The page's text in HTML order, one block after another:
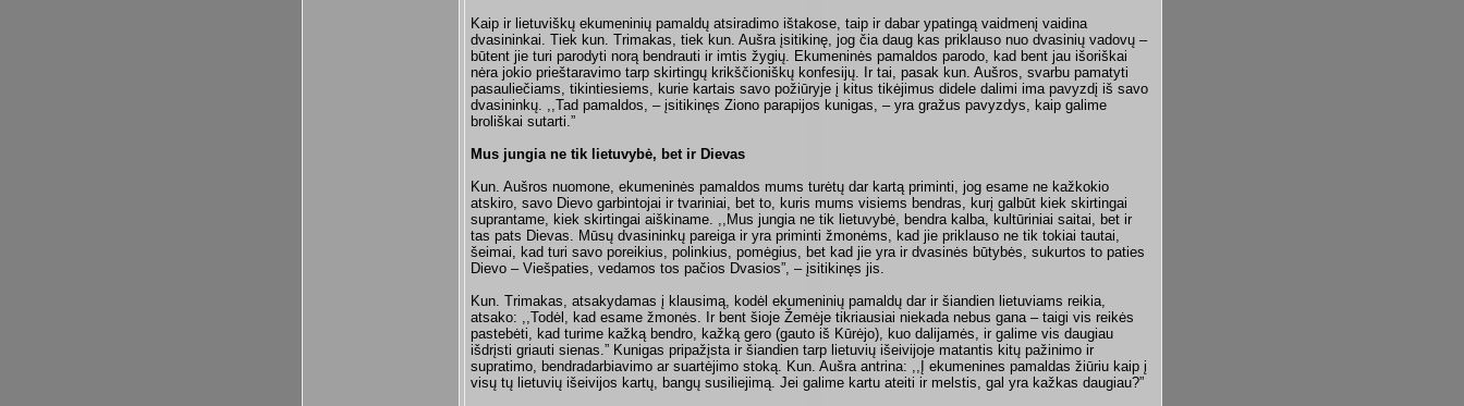
Kaip ir lietuviškų ekumeninių pamaldų atsiradimo ištakose, taip ir dabar ypatingą vaidmenį vaidina
dvasininkai. Tiek kun. Trimakas, tiek kun. Aušra įsitikinę, jog čia daug kas priklauso nuo dvasinių vadovų –
būtent jie turi parodyti norą bendrauti ir imtis žygių. Ekumeninės pamaldos parodo, kad bent jau išoriškai
nėra jokio prieštaravimo tarp skirtingų krikščioniškų konfesijų. Ir tai, pasak kun. Aušros, svarbu pamatyti
pasauliečiams, tikintiesiems, kurie kartais savo požiūryje į kitus tikėjimus didele dalimi ima pavyzdį iš savo
dvasininkų. ,,Tad pamaldos, – įsitikinęs Ziono parapijos kunigas, – yra gražus pavyzdys, kaip galime
broliškai sutarti.”
Mus jungia ne tik lietuvybė, bet ir Dievas
Kun. Aušros nuomone, ekumeninės pamaldos mums turėtų dar kartą priminti, jog esame ne kažkokio
atskiro, savo Dievo garbintojai ir tvariniai, bet to, kuris mums visiems bendras, kurį galbūt kiek skirtingai
suprantame, kiek skirtingai aiškiname. ,,Mus jungia ne tik lietuvybė, bendra kalba, kultūriniai saitai, bet ir
tas pats Dievas. Mūsų dvasininkų pareiga ir yra priminti žmonėms, kad jie priklauso ne tik tokiai tautai,
šeimai, kad turi savo poreikius, polinkius, pomėgius, bet kad jie yra ir dvasinės būtybės, sukurtos to paties
Dievo – Viešpaties, vedamos tos pačios Dvasios”, – įsitikinęs jis.
Kun. Trimakas, atsakydamas į klausimą, kodėl ekumeninių pamaldų dar ir šiandien lietuviams reikia,
atsako: ,,Todėl, kad esame žmonės. Ir bent šioje Žemėje tikriausiai niekada nebus gana – taigi vis reikės
pastebėti, kad turime kažką bendro, kažką gero (gauto iš Kūrėjo), kuo dalijamės, ir galime vis daugiau
išdrįsti griauti sienas.” Kunigas pripažįsta ir šiandien tarp lietuvių išeivijoje matantis kitų pažinimo ir
supratimo, bendradarbiavimo ar suartėjimo stoką. Kun. Aušra antrina: ,,Į ekumenines pamaldas žiūriu kaip į
visų tų lietuvių išeivijos kartų, bangų susiliejimą. Jei galime kartu ateiti ir melstis, gal yra kažkas daugiau?”